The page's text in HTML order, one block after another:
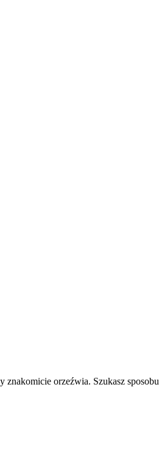
znakomicie orzeźwia. Szukasz sposobu